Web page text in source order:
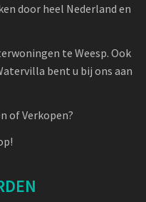
door heel Nederland en
te Weesp. Ook
bent u bij ons aan
of Verkopen?